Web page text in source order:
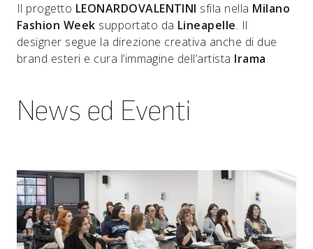
Il progetto LEONARDOVALENTINI sfila nella Milano
Fashion Week supportato da Lineapelle. Il
designer segue la direzione creativa anche di due
brand esteri e cura l’immagine dell’artista Irama.
News ed Eventi